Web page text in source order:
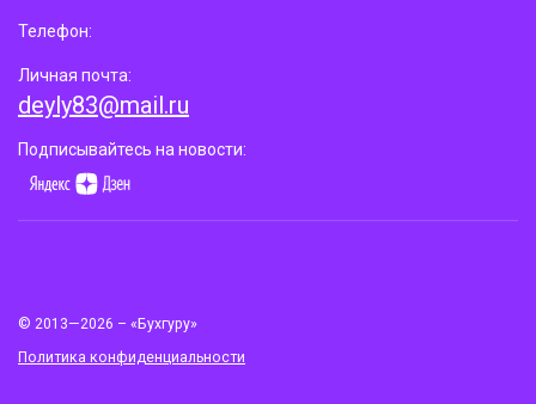
© 2013—2026 – «Бухгуру»
Политика конфиденциальности
Телефон:
Личная почта:
deyly83@mail.ru
Подписывайтесь на новости: